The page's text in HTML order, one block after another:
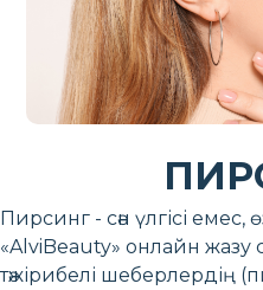
Пирсинг - сән үлгісі емес,
«AlviBeauty» онлайн жазу
тәжірибелі шеберлердің